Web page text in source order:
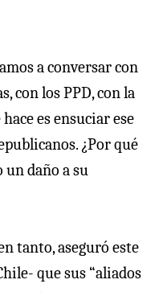
a conversar con
con los PPD, con la
es ensuciar ese
¿Por qué
un daño a su
tanto, aseguró este
que sus “aliados